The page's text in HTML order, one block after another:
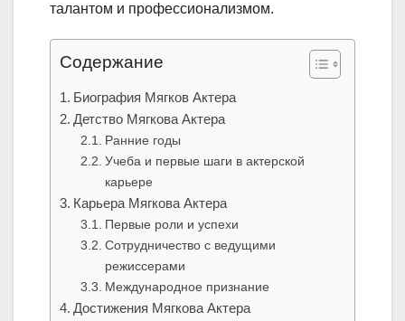
талантом и профессионализмом.
Содержание
Биография Мягков Актера
Детство Мягкова Актера
Ранние годы
Учеба и первые шаги в актерской
карьере
Карьера Мягкова Актера
Первые роли и успехи
Сотрудничество с ведущими
режиссерами
Международное признание
Достижения Мягкова Актера